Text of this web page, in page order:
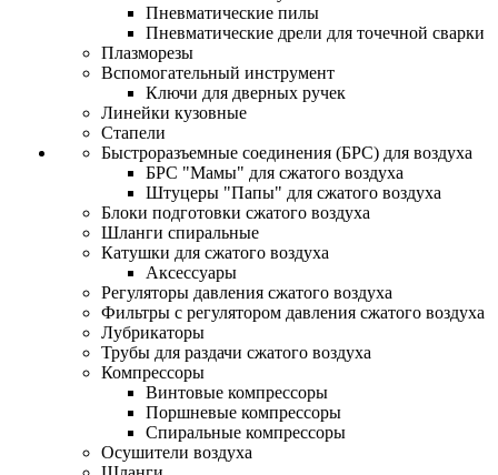
Пневматические пилы
Пневматические дрели для точечной сварки
Плазморезы
Вспомогательный инструмент
Ключи для дверных ручек
Линейки кузовные
Стапели
Быстроразъемные соединения (БРС) для воздуха
БРС "Мамы" для сжатого воздуха
Штуцеры "Папы" для сжатого воздуха
Блоки подготовки сжатого воздуха
Шланги спиральные
Катушки для сжатого воздуха
Аксессуары
Регуляторы давления сжатого воздуха
Фильтры с регулятором давления сжатого воздуха
Лубрикаторы
Трубы для раздачи сжатого воздуха
Компрессоры
Винтовые компрессоры
Поршневые компрессоры
Спиральные компрессоры
Осушители воздуха